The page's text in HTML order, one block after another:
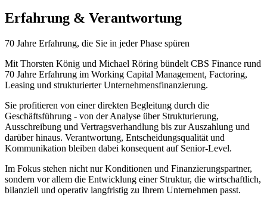
Erfahrung & Verantwortung
70 Jahre Erfahrung, die Sie in jeder Phase spüren
Mit Thorsten König und Michael Röring bündelt CBS Finance rund
70 Jahre Erfahrung im Working Capital Management, Factoring,
Leasing und strukturierter Unternehmensfinanzierung.
Sie profitieren von einer direkten Begleitung durch die
Geschäftsführung - von der Analyse über Strukturierung,
Ausschreibung und Vertragsverhandlung bis zur Auszahlung und
darüber hinaus. Verantwortung, Entscheidungsqualität und
Kommunikation bleiben dabei konsequent auf Senior-Level.
Im Fokus stehen nicht nur Konditionen und Finanzierungspartner,
sondern vor allem die Entwicklung einer Struktur, die wirtschaftlich,
bilanziell und operativ langfristig zu Ihrem Unternehmen passt.